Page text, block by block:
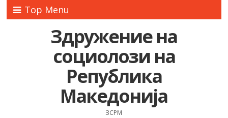
Top Menu
Здружение на
социолози на
Република
Македонија
ЗСРМ